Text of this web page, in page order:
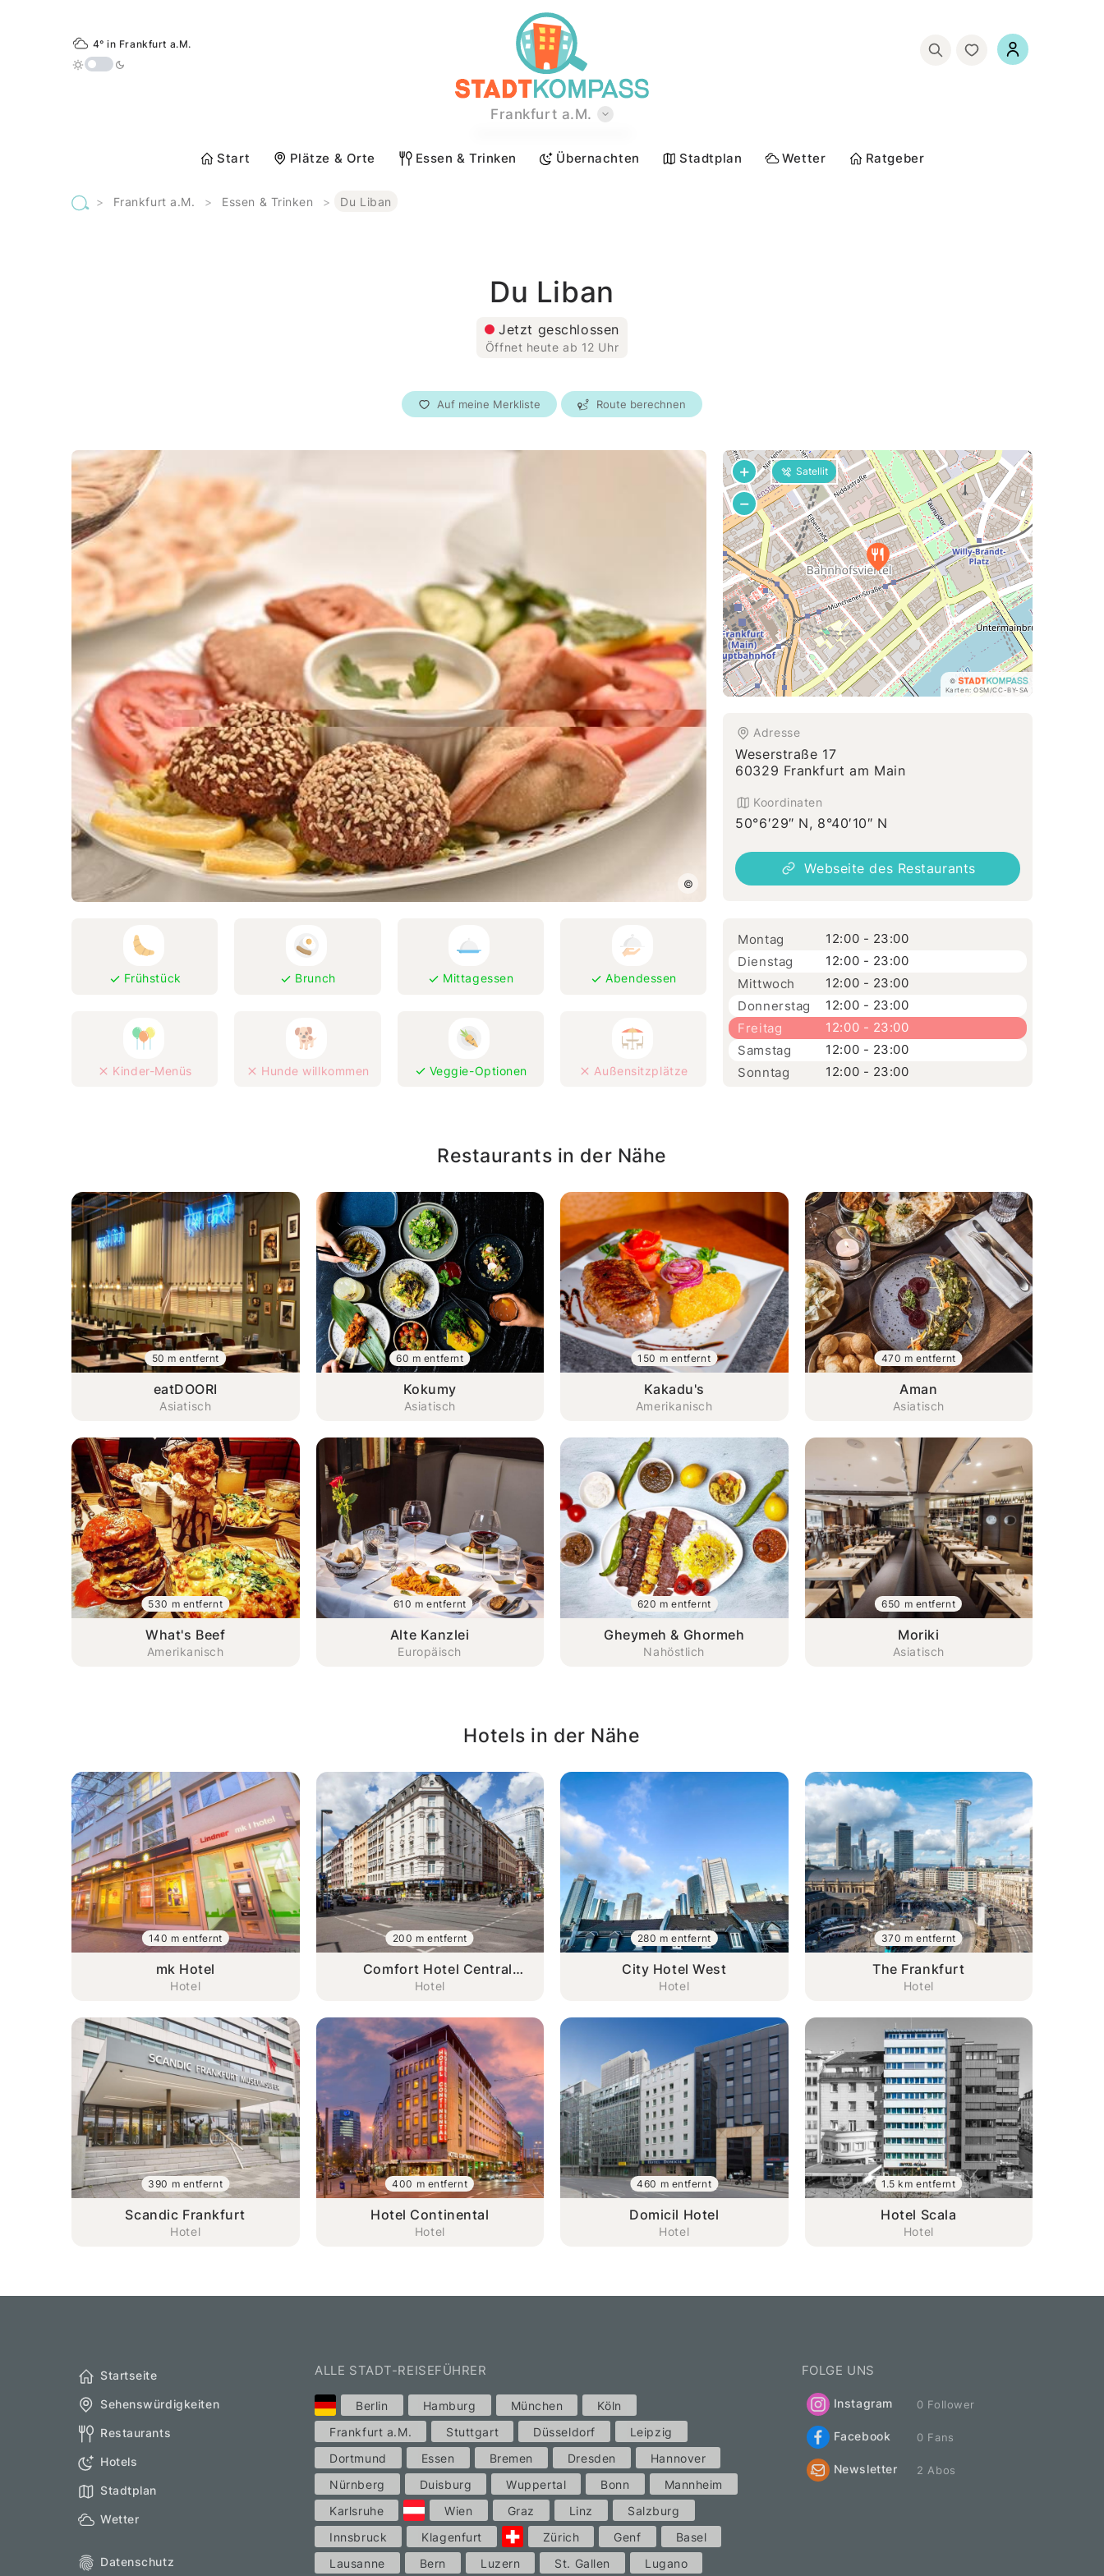
4° in Frankfurt a.M.
Frankfurt a.M.
Hamburg
Leipzig
Dortmund
Essen
Dresden
Mannheim
Karlsruhe
Österreich
Wien
Graz
Linz
Salzburg
Innsbruck
Klagenfurt
Schweiz
Zürich
Basel
Luzern
Start Plätze & Orte Essen & Trinken Übernachten Stadtplan Wetter Ratgeber
> Frankfurt a.M. > Essen & Trinken > Du Liban
Du Liban
Jetzt geschlossen
Öffnet heute ab 12 Uhr
Auf meine Merkliste Route berechnen
©
Satellit
+
−
©
Karten:OSM/CC-BY-SA
Adresse
Weserstraße 17
60329 Frankfurt am Main
Koordinaten
50°6′29″ N, 8°40′10″ N
Webseite des Restaurants
Frühstück Brunch Mittagessen Abendessen
Kinder-Menüs Hunde willkommen Veggie-Optionen Außensitzplätze
Montag
12:00 - 23:00
Dienstag
12:00 - 23:00
Mittwoch
12:00 - 23:00
Donnerstag
12:00 - 23:00
Freitag
12:00 - 23:00
Samstag
12:00 - 23:00
Sonntag
12:00 - 23:00
Restaurants in der Nähe
eatDOORI
Asiatisch
50 m entfernt
Kokumy
Asiatisch
60 m entfernt
Kakadu's
Amerikanisch
150 m entfernt
Aman
Asiatisch
470 m entfernt
What's Beef
Amerikanisch
530 m entfernt
Alte Kanzlei
Europäisch
610 m entfernt
Gheymeh & Ghormeh
Nahöstlich
620 m entfernt
Moriki
Asiatisch
650 m entfernt
Hotels in der Nähe
mk Hotel
Hotel
140 m entfernt
Comfort Hotel Central
Station
Hotel
200 m entfernt
City Hotel West
Hotel
280 m entfernt
The Frankfurt
Hotel
370 m entfernt
Scandic Frankfurt
Hotel
390 m entfernt
Hotel Continental
Hotel
400 m entfernt
Domicil Hotel
Hotel
460 m entfernt
Hotel Scala
Hotel
1.5 km entfernt
Startseite
Sehenswürdigkeiten
Restaurants
Hotels
Stadtplan
Wetter
Datenschutz
ALLE STADT-REISEFÜHRER
Berlin Hamburg München
Köln
Frankfurt a.M.
Stuttgart Düsseldorf
Leipzig
Dortmund
Essen Bremen Dresden
Hannover
Nürnberg
Duisburg Wuppertal Bonn
Mannheim
Karlsruhe
Wien Graz Linz
Salzburg
Innsbruck
Klagenfurt Zürich Genf
Basel
Lausanne
Bern Luzern St. Gallen Lugano
FOLGE UNS
Instagram 0 Follower
Facebook 0 Fans
Newsletter 2 Abos